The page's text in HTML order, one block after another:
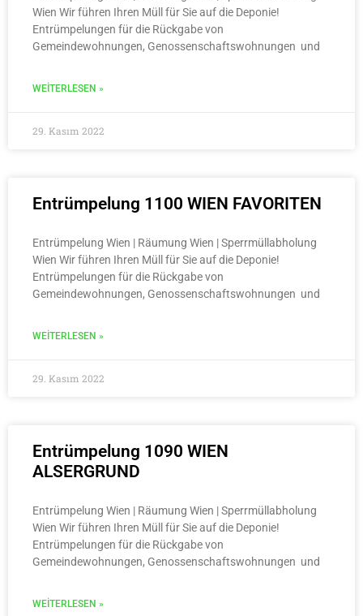
Wien Wir führen Ihren Müll für Sie auf die Deponie!
Entrümpelungen für die Rückgabe von
Gemeindewohnungen, Genossenschaftswohnungen und
WEITERLESEN »
29. Kasım 2022
Entrümpelung 1100 WIEN FAVORITEN
Entrümpelung Wien | Räumung Wien | Sperrmüllabholung
Wien Wir führen Ihren Müll für Sie auf die Deponie!
Entrümpelungen für die Rückgabe von
Gemeindewohnungen, Genossenschaftswohnungen und
WEITERLESEN »
29. Kasım 2022
Entrümpelung 1090 WIEN
ALSERGRUND
Entrümpelung Wien | Räumung Wien | Sperrmüllabholung
Wien Wir führen Ihren Müll für Sie auf die Deponie!
Entrümpelungen für die Rückgabe von
Gemeindewohnungen, Genossenschaftswohnungen und
WEITERLESEN »